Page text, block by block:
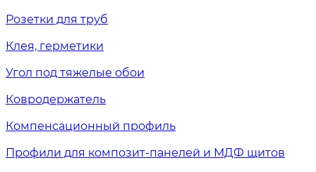
Розетки для труб
Клея, герметики
Угол под тяжелые обои
Ковродержатель
Компенсационный профиль
Профили для композит-панелей и МДФ щитов